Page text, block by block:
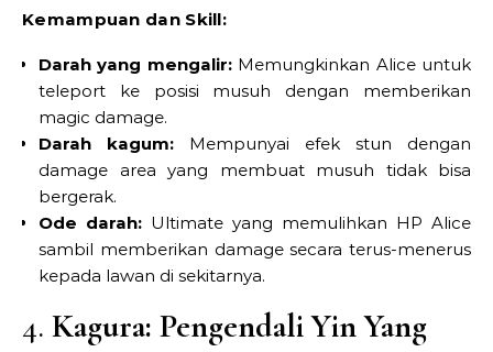
Kemampuan dan Skill:
Darah yang mengalir:Memungkinkan Alice untuk
teleport ke posisi musuh dengan memberikan
magic damage.
Darah kagum: Mempunyai efek stun dengan
damage area yang membuat musuh tidak bisa
bergerak.
Ode darah: Ultimate yang memulihkan HP Alice
sambil memberikan damage secara terus-menerus
kepada lawan di sekitarnya.
4. Kagura: Pengendali Yin Yang